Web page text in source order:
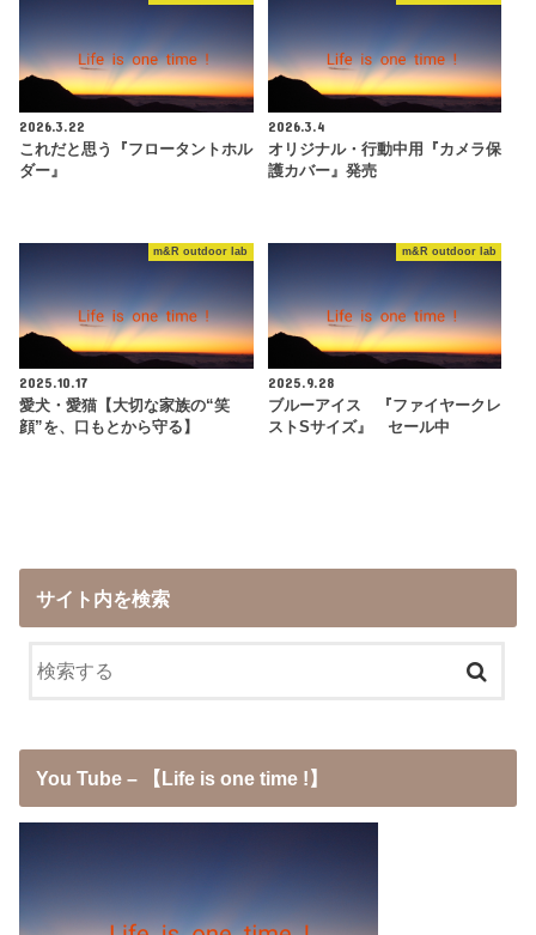
2026.3.22
これだと思う『フロータントホル
ダー』
2026.3.4
オリジナル・行動中用『カメラ保
護カバー』発売
m&R outdoor lab
2025.10.17
愛犬・愛猫【大切な家族の“笑
顔”を、口もとから守る】
m&R outdoor lab
2025.9.28
ブルーアイス 『ファイヤークレ
ストSサイズ』 セール中
サイト内を検索
You Tube – 【Life is one time !】